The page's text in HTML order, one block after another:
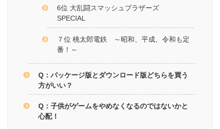
6位 大乱闘スマッシュブラザーズ
SPECIAL
７位 桃太郎電鉄 ～昭和、平成、令和も定
番！～
Q：パッケージ版とダウンロード版どちらを買う
方がいい？
Q：子供がゲームをやめなくなるのではないかと
心配！